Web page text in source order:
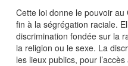
Cette loi donne le pouvoir
fin à la ségrégation raciale.
discrimination fondée sur la
la religion ou le sexe. La
les lieux publics, pour